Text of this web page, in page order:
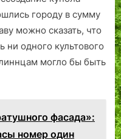
городу в сумму
можно сказать, что
ни одного культового
могло бы быть
фасада»:
номер один